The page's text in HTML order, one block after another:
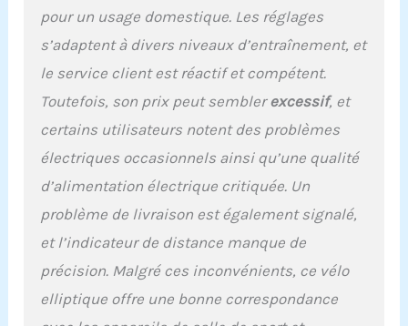
pour un usage domestique. Les réglages
s’adaptent à divers niveaux d’entraînement, et
le service client est réactif et compétent.
Toutefois, son prix peut semblerexcessif, et
certains utilisateurs notent des problèmes
électriques occasionnels ainsi qu’une qualité
d’alimentation électrique critiquée. Un
problème de livraison est également signalé,
et l’indicateur de distance manque de
précision. Malgré ces inconvénients, ce vélo
elliptique offre une bonne correspondance